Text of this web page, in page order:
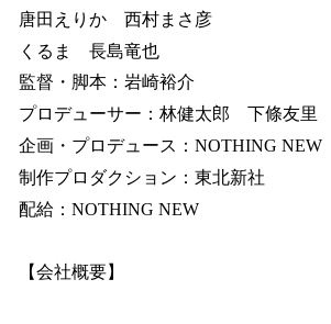
唐田えりか 西村まさ彦
くるま 長島竜也
監督・脚本：岩崎裕介
プロデューサー：林健太郎 下條友里
企画・プロデュース：NOTHING NEW
制作プロダクション：東北新社
配給：NOTHING NEW
【会社概要】